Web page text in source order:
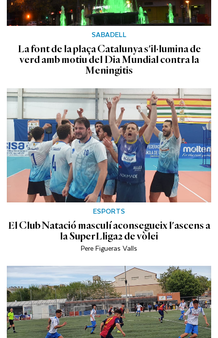
SABADELL
La font de la plaça Catalunya s'il·lumina de
verd amb motiu del Dia Mundial contra la
Meningitis
ESPORTS
El Club Natació masculí aconsegueix l'ascens a
la SuperLliga2 de vòlei
Pere Figueras Valls